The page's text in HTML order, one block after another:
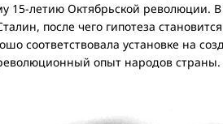
15-летию Октябрьской революции. В
после чего гипотеза
соответствовала установке на
опыт народов страны.